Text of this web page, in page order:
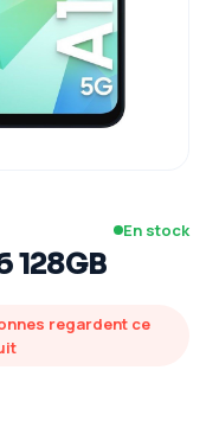
En stock
128GB
regardent ce